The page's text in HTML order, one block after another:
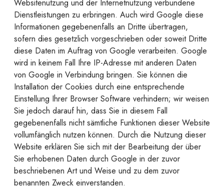
Websitenutzung und der Internetnutzung verbundene
Dienstleistungen zu erbringen. Auch wird Google diese
Informationen gegebenenfalls an Dritte übertragen,
sofern dies gesetzlich vorgeschrieben oder soweit Dritte
diese Daten im Auftrag von Google verarbeiten. Google
wird in keinem Fall Ihre IP-Adresse mit anderen Daten
von Google in Verbindung bringen. Sie können die
Installation der Cookies durch eine entsprechende
Einstellung Ihrer Browser Software verhindern; wir weisen
Sie jedoch darauf hin, dass Sie in diesem Fall
gegebenenfalls nicht sämtliche Funktionen dieser Website
vollumfänglich nutzen können. Durch die Nutzung dieser
Website erklären Sie sich mit der Bearbeitung der über
Sie erhobenen Daten durch Google in der zuvor
beschriebenen Art und Weise und zu dem zuvor
benannten Zweck einverstanden.